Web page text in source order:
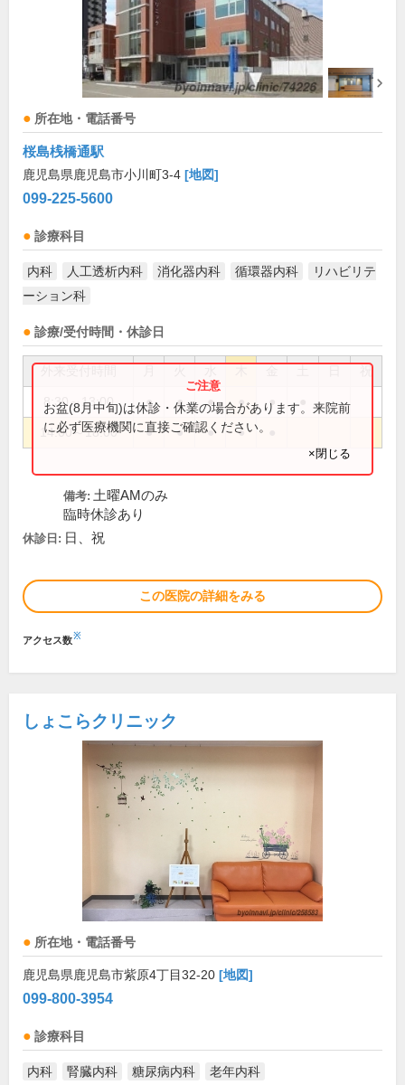
所在地・電話番号
桜島桟橋通駅
鹿児島県鹿児島市小川町3-4 [地図]
099-225-5600
診療科目
内科 人工透析内科 消化器内科 循環器内科
リハビリテ
ーション科
診療/受付時間・休診日
祝
8:30～13:00 ● ● ● ● ●
14:00～18:00 ● ● ● ●
お盆(8月中旬)は休診・休業の場合があります。来院前
に必ず医療機関に直接ご確認ください。
×閉じる
備考: 土曜AMのみ
臨時休診あり
休診日: 日、祝
この医院の詳細をみる
アクセス数※
しょこらクリニック
所在地・電話番号
鹿児島県鹿児島市紫原4丁目32-20 [地図]
099-800-3954
診療科目
内科 腎臓内科 糖尿病内科 老年内科